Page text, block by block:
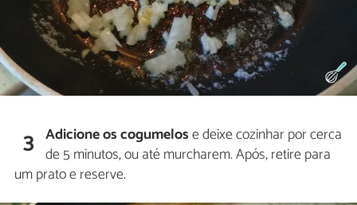
3 Adicione os cogumelose deixe cozinhar por cerca
de 5 minutos, ou até murcharem. Após, retire para
um prato e reserve.